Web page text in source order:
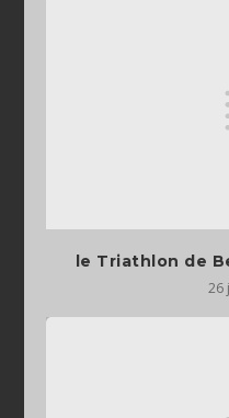
le Triathlon de
26